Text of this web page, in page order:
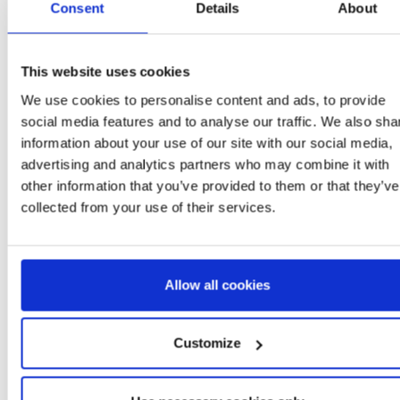
Consent Details About
This website uses cookies
We use cookies to personalise content and ads, to provide
social media features and to analyse our traffic. We also
information about your use of our site with our social media,
advertising and analytics partners who may combine it with
other information that you’ve provided to them or that they’ve
collected from your use of their services.
Allow all cookies
Customize
Plus d'articles THE ELF
NOËL THE ELFCARACTÈRE PELUCHEJERSEY NOËL THE